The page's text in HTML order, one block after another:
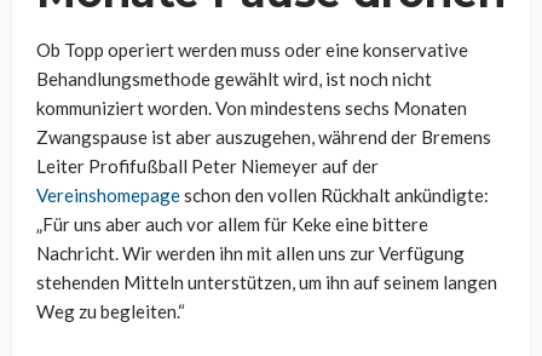
Ob Topp operiert werden muss oder eine konservative
Behandlungsmethode gewählt wird, ist noch nicht
kommuniziert worden. Von mindestens sechs Monaten
Zwangspause ist aber auszugehen, während der Bremens
Leiter Profifußball Peter Niemeyer auf der
Vereinshomepageschon den vollen Rückhalt ankündigte:
„Für uns aber auch vor allem für Keke eine bittere
Nachricht. Wir werden ihn mit allen uns zur Verfügung
stehenden Mitteln unterstützen, um ihn auf seinem langen
Weg zu begleiten.“